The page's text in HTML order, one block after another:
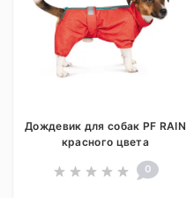
Дождевик для собак PF RAIN
красного цвета
0